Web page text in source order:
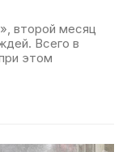
второй месяц
Всего в
этом